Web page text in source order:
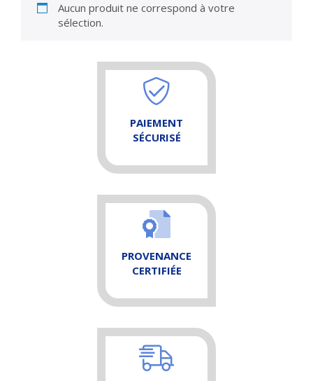
Aucun produit ne correspond à votre
sélection.
PAIEMENT
SÉCURISÉ
PROVENANCE
CERTIFIÉE